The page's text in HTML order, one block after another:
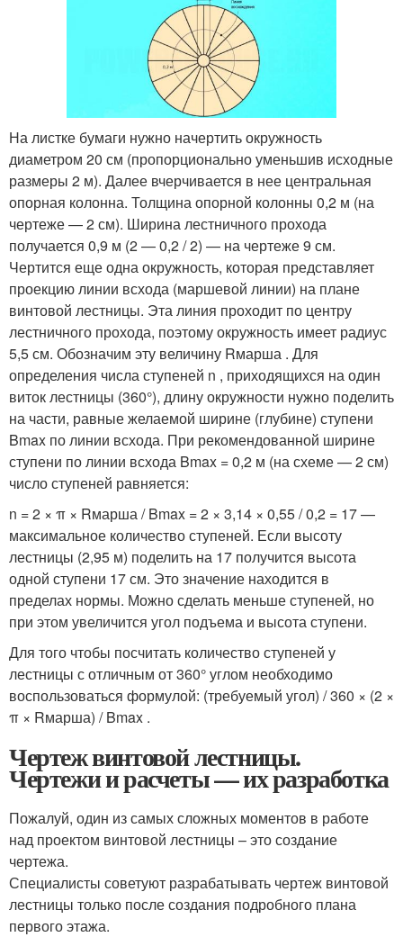
На листке бумаги нужно начертить окружность
диаметром 20 см (пропорционально уменьшив исходные
размеры 2 м). Далее вчерчивается в нее центральная
опорная колонна. Толщина опорной колонны 0,2 м (на
чертеже — 2 см). Ширина лестничного прохода
получается 0,9 м (2 — 0,2 / 2) — на чертеже 9 см.
Чертится еще одна окружность, которая представляет
проекцию линии всхода (маршевой линии) на плане
винтовой лестницы. Эта линия проходит по центру
лестничного прохода, поэтому окружность имеет радиус
5,5 см. Обозначим эту величину Rмарша . Для
определения числа ступеней n , приходящихся на один
виток лестницы (360°), длину окружности нужно поделить
на части, равные желаемой ширине (глубине) ступени
Bmax по линии всхода. При рекомендованной ширине
ступени по линии всхода Bmax = 0,2 м (на схеме — 2 см)
число ступеней равняется:
n = 2 × π × Rмарша / Bmax = 2 × 3,14 × 0,55 / 0,2 = 17 —
максимальное количество ступеней. Если высоту
лестницы (2,95 м) поделить на 17 получится высота
одной ступени 17 см. Это значение находится в
пределах нормы. Можно сделать меньше ступеней, но
при этом увеличится угол подъема и высота ступени.
Для того чтобы посчитать количество ступеней у
лестницы с отличным от 360° углом необходимо
воспользоваться формулой: (требуемый угол) / 360 × (2 ×
π × Rмарша) / Bmax .
Чертеж винтовой лестницы.
Чертежи и расчеты — их разработка
Пожалуй, один из самых сложных моментов в работе
над проектом винтовой лестницы – это создание
чертежа.
Специалисты советуют разрабатывать чертеж винтовой
лестницы только после создания подробного плана
первого этажа.